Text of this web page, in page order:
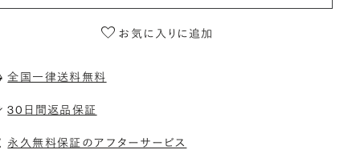
お気に入りに追加
全国一律送料無料
30日間返品保証
永久無料保証のアフターサービス